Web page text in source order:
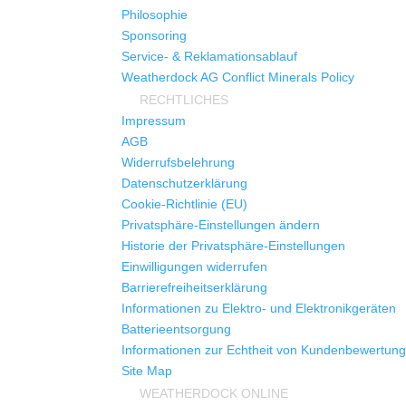
Philosophie
Sponsoring
Service- & Reklamationsablauf
Weatherdock AG Conflict Minerals Policy
RECHTLICHES
Impressum
AGB
Widerrufsbelehrung
Datenschutzerklärung
Cookie-Richtlinie (EU)
Privatsphäre-Einstellungen ändern
Historie der Privatsphäre-Einstellungen
Einwilligungen widerrufen
Barrierefreiheitserklärung
Informationen zu Elektro- und Elektronikgeräten
Batterieentsorgung
Informationen zur Echtheit von
Site Map
WEATHERDOCK ONLINE